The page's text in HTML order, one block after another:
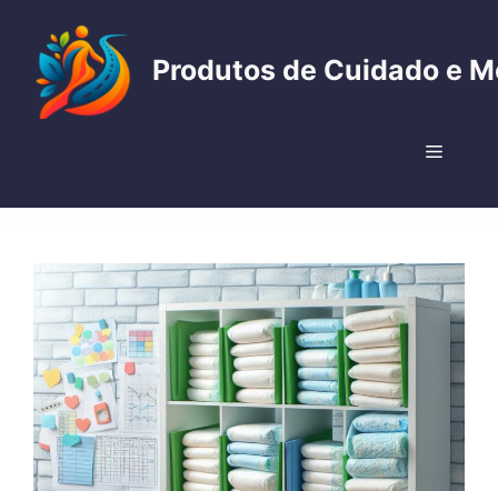
conteúdo
Produtos de Cuidado e
Menu